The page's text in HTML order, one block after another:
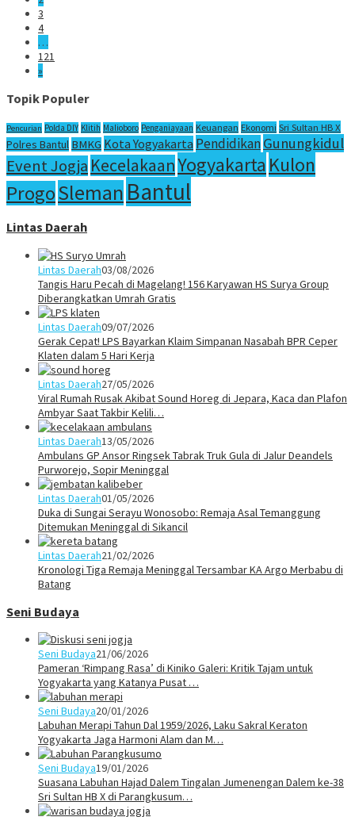
3
4
…
121
»
Topik Populer
Pencurian Polda DIY Klitih Malioboro Penganiayaan Keuangan Ekonomi Sri Sultan HB X
Polres Bantul BMKG Kota Yogyakarta PendidikanGunungkidul
Event Jogja KecelakaanYogyakarta Kulon
ProgoSleman Bantul
Lintas Daerah
Lintas Daerah03/08/2026
Tangis Haru Pecah di Magelang! 156 Karyawan HS Surya Group
Diberangkatkan Umrah Gratis
Lintas Daerah09/07/2026
Gerak Cepat! LPS Bayarkan Klaim Simpanan Nasabah BPR Ceper
Klaten dalam 5 Hari Kerja
Lintas Daerah27/05/2026
Viral Rumah Rusak Akibat Sound Horeg di Jepara, Kaca dan Plafon
Ambyar Saat Takbir Kelili…
Lintas Daerah13/05/2026
Ambulans GP Ansor Ringsek Tabrak Truk Gula di Jalur Deandels
Purworejo, Sopir Meninggal
Lintas Daerah01/05/2026
Duka di Sungai Serayu Wonosobo: Remaja Asal Temanggung
Ditemukan Meninggal di Sikancil
Lintas Daerah21/02/2026
Kronologi Tiga Remaja Meninggal Tersambar KA Argo Merbabu di
Batang
Seni Budaya
Seni Budaya21/06/2026
Pameran ‘Rimpang Rasa’ di Kiniko Galeri: Kritik Tajam untuk
Yogyakarta yang Katanya Pusat …
Seni Budaya20/01/2026
Labuhan Merapi Tahun Dal 1959/2026, Laku Sakral Keraton
Yogyakarta Jaga Harmoni Alam dan M…
Seni Budaya19/01/2026
Suasana Labuhan Hajad Dalem Tingalan Jumenengan Dalem ke-38
Sri Sultan HB X di Parangkusum…